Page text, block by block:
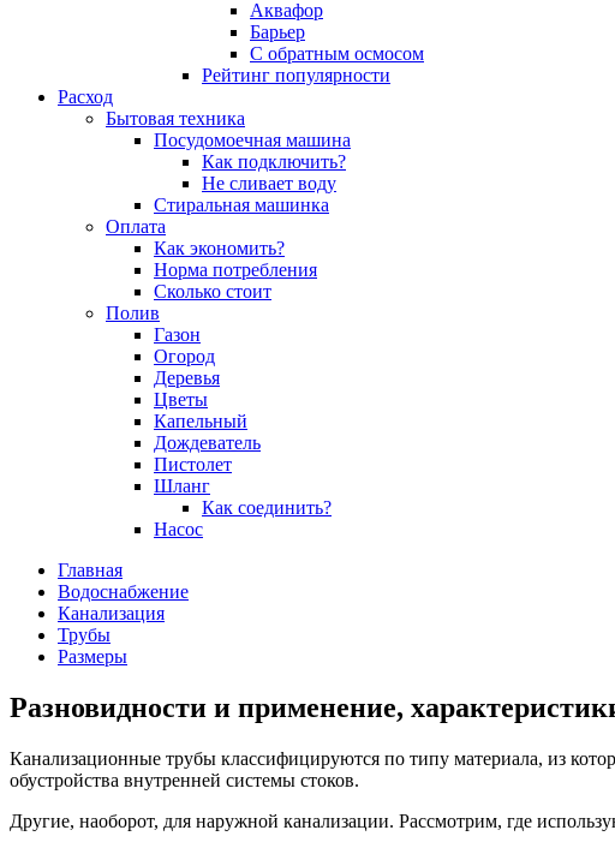
Аквафор
Барьер
С обратным осмосом
Рейтинг популярности
Расход
Бытовая техника
Посудомоечная машина
Как подключить?
Не сливает воду
Стиральная машинка
Оплата
Как экономить?
Норма потребления
Сколько стоит
Полив
Газон
Огород
Деревья
Цветы
Капельный
Дождеватель
Пистолет
Шланг
Как соединить?
Насос
Главная
Водоснабжение
Канализация
Трубы
Размеры
Разновидности и применение,
Канализационные трубы классифицируются по типу материала, из
обустройства внутренней системы стоков.
Другие, наоборот, для наружной канализации. Рассмотрим, где